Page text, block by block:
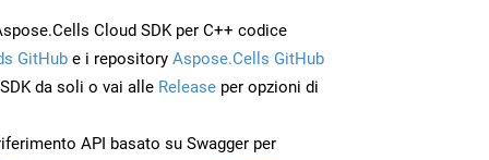
Cloud SDK per C++ codice
GitHub e i repository Aspose.Cells GitHub
da soli o vai alle Release per opzioni di
API basato su Swagger per